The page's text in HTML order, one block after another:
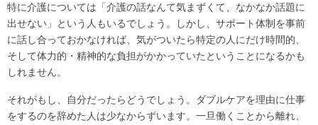
特に介護については「介護の話なんて気まずくて、なかなか話題に
出せない」という人もいるでしょう。しかし、サポート体制を事前
に話し合っておかなければ、気がついたら特定の人にだけ時間的、
そして体力的・精神的な負担がかかっていたということになるかも
しれません。
それがもし、自分だったらどうでしょう。ダブルケアを理由に仕事
をするのを辞めた人は少なからずいます。一旦働くことから離れ、